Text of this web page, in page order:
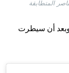
المتطابقة
وبعد أن سيطرت